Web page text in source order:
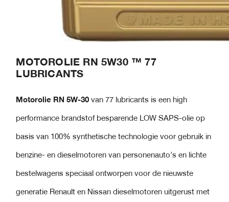
MOTOROLIE RN 5W30 ™ 77
LUBRICANTS
Motorolie RN 5W-30van 77 lubricants is een high
performance brandstof besparende LOW SAPS-olie op
basis van 100% synthetische technologie voor gebruik in
benzine- en dieselmotoren van personenauto’s en lichte
bestelwagens speciaal ontworpen voor de nieuwste
generatie Renault en Nissan dieselmotoren uitgerust met